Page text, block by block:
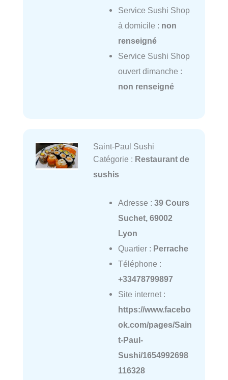
Service Sushi Shop
à domicile : non
renseigné
Service Sushi Shop
ouvert dimanche :
non renseigné
Saint-Paul Sushi
Catégorie : Restaurant de
sushis
Adresse : 39 Cours
Suchet, 69002
Lyon
Quartier : Perrache
Téléphone :
+33478799897
Site internet :
https://www.facebo
ok.com/pages/Sain
t-Paul-
Sushi/1654992698
116328